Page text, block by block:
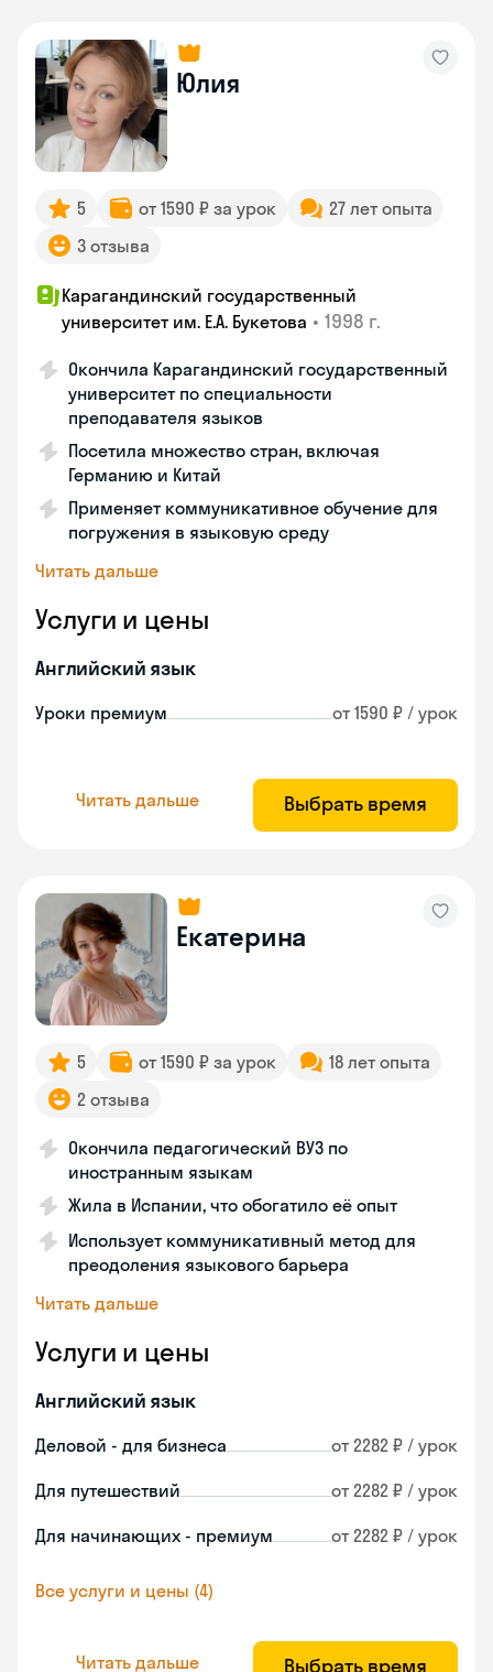
Юлия
5 от 1590 ₽ за урок
27 лет опыта
3 отзыва
Карагандинский государственный
университет им. Е.А. Букетова • 1998 г.
Окончила Карагандинский государственный
университет по специальности
преподавателя языков
Посетила множество стран, включая
Германию и Китай
Применяет коммуникативное обучение для
погружения в языковую среду
Читать дальше
Услуги и цены
Английский язык
Уроки премиум от 1590 ₽ / урок
Читать дальше Выбрать время
Екатерина
5 от 1590 ₽ за урок
18 лет опыта
2 отзыва
Окончила педагогический ВУЗ по
иностранным языкам
Жила в Испании, что обогатило её опыт
Использует коммуникативный метод для
преодоления языкового барьера
Читать дальше
Услуги и цены
Английский язык
Деловой - для бизнеса от 2282 ₽ / урок
Для путешествий от 2282 ₽ / урок
Для начинающих - премиум от 2282 ₽ / урок
Все услуги и цены (4)
Читать дальше Выбрать время